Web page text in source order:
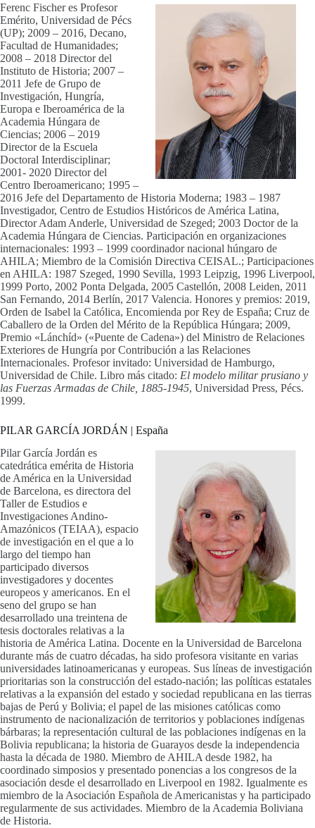
Ferenc Fischer es Profesor
Emérito, Universidad de Pécs
(UP); 2009 – 2016, Decano,
Facultad de Humanidades;
2008 – 2018 Director del
Instituto de Historia; 2007 –
2011 Jefe de Grupo de
Investigación, Hungría,
Europa e Iberoamérica de la
Academia Húngara de
Ciencias; 2006 – 2019
Director de la Escuela
Doctoral Interdisciplinar;
2001- 2020 Director del
Centro Iberoamericano; 1995 –
2016 Jefe del Departamento de Historia Moderna; 1983 – 1987
Investigador, Centro de Estudios Históricos de América Latina,
Director Adam Anderle, Universidad de Szeged; 2003 Doctor de la
Academia Húngara de Ciencias. Participación en organizaciones
internacionales: 1993 – 1999 coordinador nacional húngaro de
AHILA; Miembro de la Comisión Directiva CEISAL.; Participaciones
en AHILA: 1987 Szeged, 1990 Sevilla, 1993 Leipzig, 1996 Liverpool,
1999 Porto, 2002 Ponta Delgada, 2005 Castellón, 2008 Leiden, 2011
San Fernando, 2014 Berlín, 2017 Valencia. Honores y premios: 2019,
Orden de Isabel la Católica, Encomienda por Rey de España; Cruz de
Caballero de la Orden del Mérito de la República Húngara; 2009,
Premio «Lánchíd» («Puente de Cadena») del Ministro de Relaciones
Exteriores de Hungría por Contribución a las Relaciones
Internacionales. Profesor invitado: Universidad de Hamburgo,
Universidad de Chile. Libro más citado: El modelo militar prusiano y
las Fuerzas Armadas de Chile, 1885-1945, Universidad Press, Pécs.
1999.
PILAR GARCÍA JORDÁN | España
Pilar García Jordán es
catedrática emérita de Historia
de América en la Universidad
de Barcelona, es directora del
Taller de Estudios e
Investigaciones Andino-
Amazónicos (TEIAA), espacio
de investigación en el que a lo
largo del tiempo han
participado diversos
investigadores y docentes
europeos y americanos. En el
seno del grupo se han
desarrollado una treintena de
tesis doctorales relativas a la
historia de América Latina. Docente en la Universidad de Barcelona
durante más de cuatro décadas, ha sido profesora visitante en varias
universidades latinoamericanas y europeas. Sus líneas de investigación
prioritarias son la construcción del estado-nación; las políticas estatales
relativas a la expansión del estado y sociedad republicana en las tierras
bajas de Perú y Bolivia; el papel de las misiones católicas como
instrumento de nacionalización de territorios y poblaciones indígenas
bárbaras; la representación cultural de las poblaciones indígenas en la
Bolivia republicana; la historia de Guarayos desde la independencia
hasta la década de 1980. Miembro de AHILA desde 1982, ha
coordinado simposios y presentado ponencias a los congresos de la
asociación desde el desarrollado en Liverpool en 1982. Igualmente es
miembro de la Asociación Española de Americanistas y ha participado
regularmente de sus actividades. Miembro de la Academia Boliviana
de Historia.